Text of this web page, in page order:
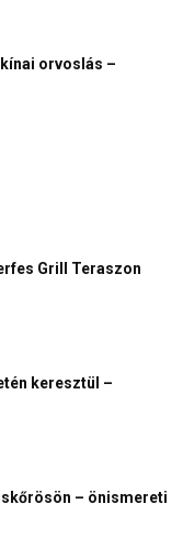
orvoslás –
Grill Teraszon
keresztül –
– önismereti